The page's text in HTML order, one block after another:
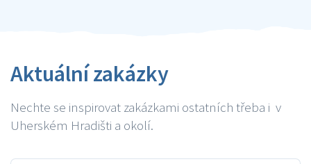
Aktuální zakázky
Nechte se inspirovat zakázkami ostatních třeba i v
Uherském Hradišti a okolí.